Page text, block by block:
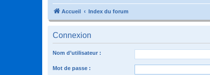
Accueil Index du forum
Connexion
Nom d’utilisateur :
Mot de passe :